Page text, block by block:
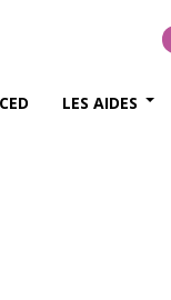
CED LES AIDES